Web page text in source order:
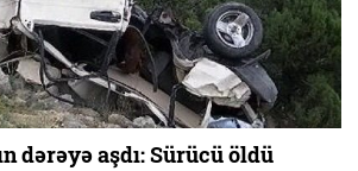
dərəyə aşdı: Sürücü öldü